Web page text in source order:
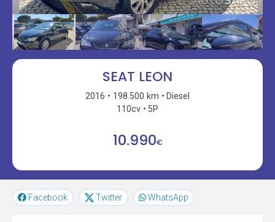
SEAT LEON
2016 198.500 km
Diesel
110cv
5P
10.990€
Facebook Twitter WhatsApp